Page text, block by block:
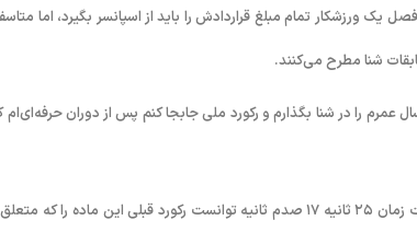
ورزشکار تمام مبلغ قراردادش را باید از اسپانسر بگیرد، اما
شنا مطرح می‌کنند.
را در شنا بگذارم و رکورد ملی جابجا کنم پس از دوران حرفه‌ای‌ام
عسگری در رقابت‌های کاپ آزاد مالزی، ابتدا در رقابت‌های مقدماتی ماده ۵۰ متر پروانه با ثبت زمان ٢۵ ثانیه ١٧ صدم ثانیه توانست رکورد قبلی این ماده را